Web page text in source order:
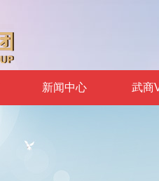
新闻中心 武商